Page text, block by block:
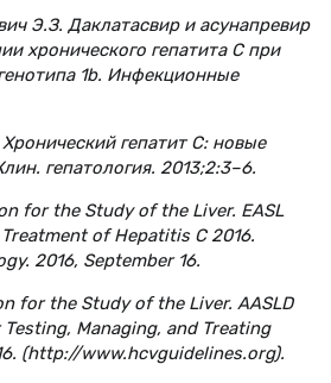
Э.З. Даклатасвир и асунапревир
хронического гепатита С при
1b. Инфекционные
гепатит С: новые
гепатология. 2013;2:3–6.
for the Study of the Liver. EASL
of Hepatitis C 2016.
2016, September 16.
for the Study of the Liver. AASLD
Managing, and Treating
(http://www.hcvguidelines.org).